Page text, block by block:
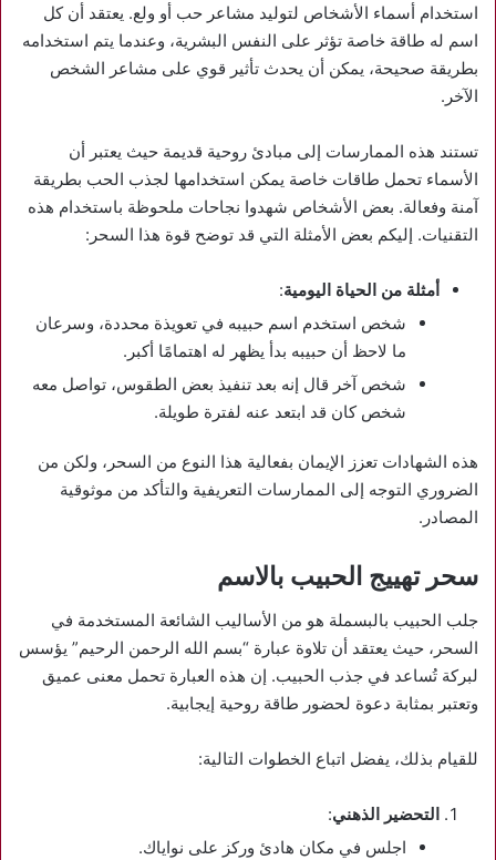
استخدام أسماء الأشخاص لتوليد مشاعر حب أو ولع. يعتقد أن كل
اسم له طاقة خاصة تؤثر على النفس البشرية، وعندما يتم استخدامه
بطريقة صحيحة، يمكن أن يحدث تأثير قوي على مشاعر الشخص
الآخر.
تستند هذه الممارسات إلى مبادئ روحية قديمة حيث يعتبر أن
الأسماء تحمل طاقات خاصة يمكن استخدامها لجذب الحب بطريقة
آمنة وفعالة. بعض الأشخاص شهدوا نجاحات ملحوظة باستخدام هذه
التقنيات. إليكم بعض الأمثلة التي قد توضح قوة هذا السحر:
أمثلة من الحياة اليومية:
شخص استخدم اسم حبيبه في تعويذة محددة، وسرعان
ما لاحظ أن حبيبه بدأ يظهر له اهتمامًا أكبر.
شخص آخر قال إنه بعد تنفيذ بعض الطقوس، تواصل معه
شخص كان قد ابتعد عنه لفترة طويلة.
هذه الشهادات تعزز الإيمان بفعالية هذا النوع من السحر، ولكن من
الضروري التوجه إلى الممارسات التعريفية والتأكد من موثوقية
المصادر.
سحر تهييج الحبيب بالاسم
جلب الحبيب بالبسملة هو من الأساليب الشائعة المستخدمة في
السحر، حيث يعتقد أن تلاوة عبارة “بسم الله الرحمن الرحيم” يؤسس
لبركة تُساعد في جذب الحبيب. إن هذه العبارة تحمل معنى عميق
وتعتبر بمثابة دعوة لحضور طاقة روحية إيجابية.
للقيام بذلك، يفضل اتباع الخطوات التالية:
التحضير الذهني:
اجلس في مكان هادئ وركز على نواياك.